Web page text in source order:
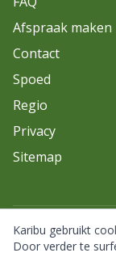
Afspraak maken
Contact
Spoed
Regio
Privacy
Sitemap
© 2026
Karibu gebruikt
Door verder te